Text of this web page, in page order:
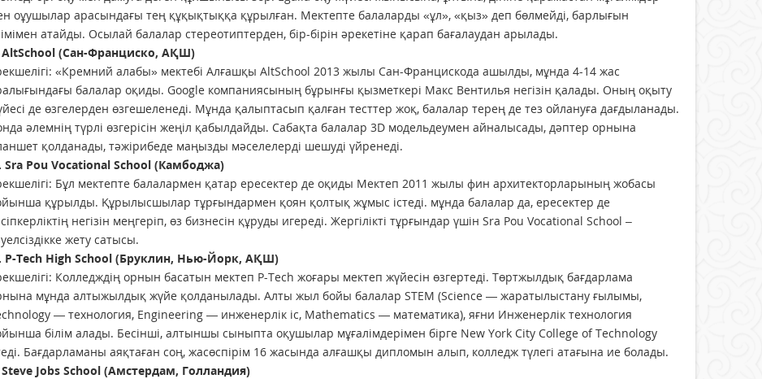
оұушылар арасындағы тең құқықтыққа құрылған. Мектепте балаларды «ұл», «қыз» деп бөлмейді, барлығын
атайды. Осылай балалар стереотиптерден, бір-бірін әрекетіне қарап бағалаудан арылады.
AltSchool (Сан-Франциско, АҚШ)
«Кремний алабы» мектебі Алғашқы AltSchool 2013 жылы Сан-Францискода ашылды, мұнда 4-14 жас
балалар оқиды. Google компаниясының бұрынғы қызметкері Макс Вентилья негізін қалады. Оның оқыту
де өзгелерден өзгешеленеді. Мұнда қалыптасып қалған тесттер жоқ, балалар терең де тез ойлануға дағдыланады.
әлемнің түрлі өзгерісін жеңіл қабылдайды. Сабақта балалар 3D модельдеумен айналысады, дәптер орнына
қолданады, тәжірибеде маңызды мәселелерді шешуді үйренеді.
Sra Pou Vocational School (Камбоджа)
Бұл мектепте балалармен қатар ересектер де оқиды Мектеп 2011 жылы фин архитекторларының жобасы
құрылды. Құрылысшылар тұрғындармен қоян қолтық жұмыс істеді. мұнда балалар да, ересектер де
негізін меңгеріп, өз бизнесін құруды игереді. Жергілікті тұрғындар үшін Sra Pou Vocational School –
жету сатысы.
P-Tech High School (Бруклин, Нью-Йорк, АҚШ)
Колледждің орнын басатын мектеп P-Tech жоғары мектеп жүйесін өзгертеді. Төртжылдық бағдарлама
мұнда алтыжылдық жүйе қолданылады. Алты жыл бойы балалар STEM (Science — жаратылыстану ғылымы,
— технология, Engineering — инженерлік іс, Mathematics — математика), яғни Инженерлік технология
білім алады. Бесінші, алтыншы сыныпта оқушылар мұғалімдерімен бірге New York City College of Technology
Бағдарламаны аяқтаған соң, жасөспірім 16 жасында алғашқы дипломын алып, колледж түлегі атағына ие болады.
Jobs School (Амстердам, Голландия)